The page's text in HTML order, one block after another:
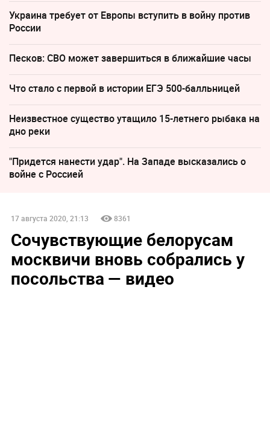
Украина требует от Европы вступить в войну против
России
Песков: СВО может завершиться в ближайшие часы
Что стало с первой в истории ЕГЭ 500-балльницей
Неизвестное существо утащило 15-летнего рыбака на
дно реки
"Придется нанести удар". На Западе высказались о
войне с Россией
17 августа 2020, 21:13 8361
Сочувствующие белорусам
москвичи вновь собрались у
посольства — видео